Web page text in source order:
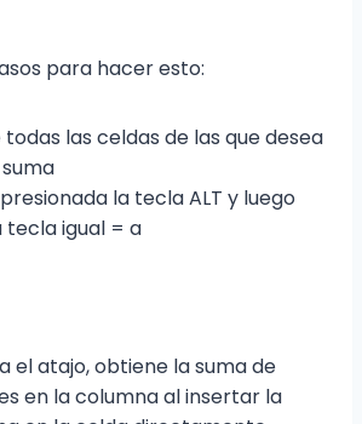
para hacer esto:
las celdas de las que desea
la tecla ALT y luego
tecla igual = a
el atajo, obtiene la suma de
en la columna al insertar la